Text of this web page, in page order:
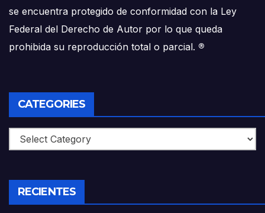
se encuentra protegido de conformidad con la Ley
Federal del Derecho de Autor por lo que queda
prohibida su reproducción total o parcial. ®
CATEGORIES
Categories
RECIENTES